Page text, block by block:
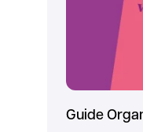
Guide